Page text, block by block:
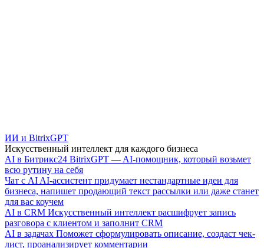
ИИ и BitrixGPT
Искусственный интеллект для каждого бизнеса
AI в Битрикс24 BitrixGPT — AI-помощник, который возьмет
всю рутину на себя
Чат с AI AI-ассистент придумает нестандартные идеи для
бизнеса, напишет продающий текст рассылки или даже станет
для вас коучем
AI в CRM Искусственный интеллект расшифрует запись
разговора с клиентом и заполнит CRM
AI в задачах Поможет сформулировать описание, создаст чек-
лист, проанализирует комментарии